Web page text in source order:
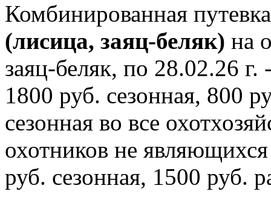
Комбинированная
(лисица, заяц-беляк) на
заяц-беляк, по 28.02.26
1800 руб. сезонная, 800
сезонная во все
охотников не
руб. сезонная, 1500 руб.